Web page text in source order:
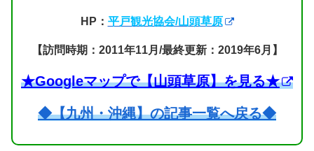
HP： 平戸観光協会/山頭草原
【訪問時期：2011年11月/最終更新：2019年6月】
★Googleマップで【山頭草原】を見る★
◆【九州・沖縄】の記事一覧へ戻る◆